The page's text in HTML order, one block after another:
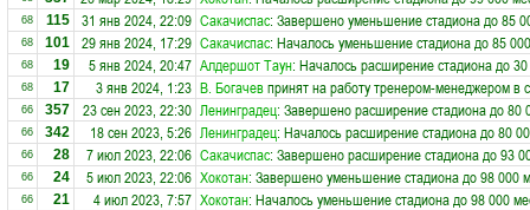
68 115 31 янв 2024, 22:09 Сакачиспас: Завершено уменьшение стадиона до 85
68 101 29 янв 2024, 17:29 Сакачиспас: Началось уменьшение стадиона до 85
68 19 5 янв 2024, 20:47 Алдершот Таун: Началось расширение стадиона до
68 17 3 янв 2024, 1:23 В. Богачевпринят на работу тренером-менеджером в
66 357 23 сен 2023, 22:30 Ленинградец: Завершено расширение стадиона до 80
66 342 18 сен 2023, 5:26 Ленинградец: Началось расширение стадиона до 80
66 28 7 июл 2023, 22:06 Сакачиспас: Завершено расширение стадиона до 93
66 24 5 июл 2023, 22:06 Хокотан: Завершено уменьшение стадиона до 98 000
66 21 4 июл 2023, 7:57 Хокотан: Началось уменьшение стадиона до 98 000